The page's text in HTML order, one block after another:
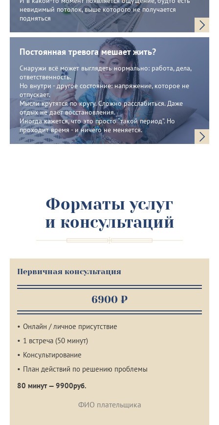
невидимый потолок, выше которого не получается
подняться
Постоянная тревога мешает жить?
Снаружи всё может выглядеть нормально: работа, дела,
ответственность.
Но внутри - другое состояние: напряжение, которое не
отпускает.
Мысли крутятся по кругу. Сложно расслабиться. Даже
отдых не даёт восстановления.
Иногда кажется, что это просто “такой период”. Но
проходит время - и ничего не меняется.
Форматы услуг
и консультаций
Первичная консультация
6900 ₽
Онлайн / личное присутствие
1 встреча (50 минут)
Консультирование
План действий по решению проблемы
80 минут — 9900руб.